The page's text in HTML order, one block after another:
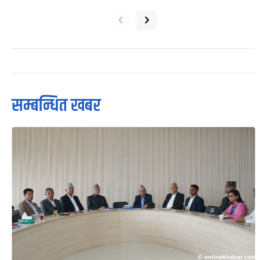
‹ ›
सम्बन्धित खबर